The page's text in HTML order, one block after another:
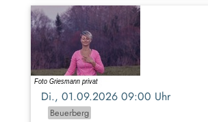
Di., 01.09.2026 09:00 Uhr
Beuerberg